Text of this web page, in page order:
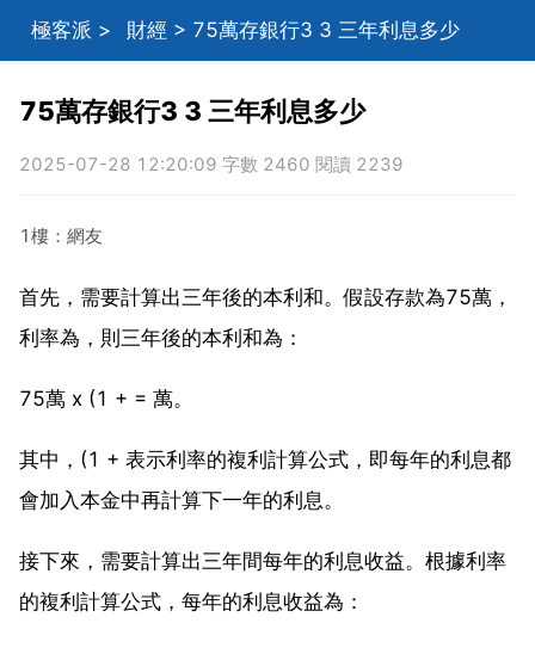
極客派 > 財經 > 75萬存銀行3 3 三年利息多少
75萬存銀行3 3 三年利息多少
2025-07-28 12:20:09 字數 2460 閱讀 2239
1樓：網友
首先，需要計算出三年後的本利和。假設存款為75萬，
利率為，則三年後的本利和為：
75萬 x (1 + = 萬。
其中，(1 + 表示利率的複利計算公式，即每年的利息都
會加入本金中再計算下一年的利息。
接下來，需要計算出三年間每年的利息收益。根據利率
的複利計算公式，每年的利息收益為：